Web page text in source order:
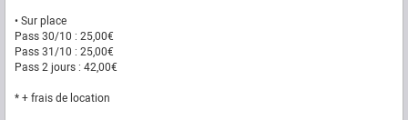
• Sur place
Pass 30/10 : 25,00€
Pass 31/10 : 25,00€
Pass 2 jours : 42,00€
* + frais de location